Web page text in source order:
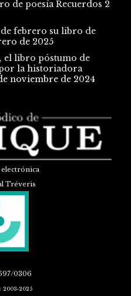
de poesía Recuerdos 2
febrero su libro de
de 2025
el libro póstumo de
por la historiadora
noviembre de 2024
Tréveris
0306
2003-2025